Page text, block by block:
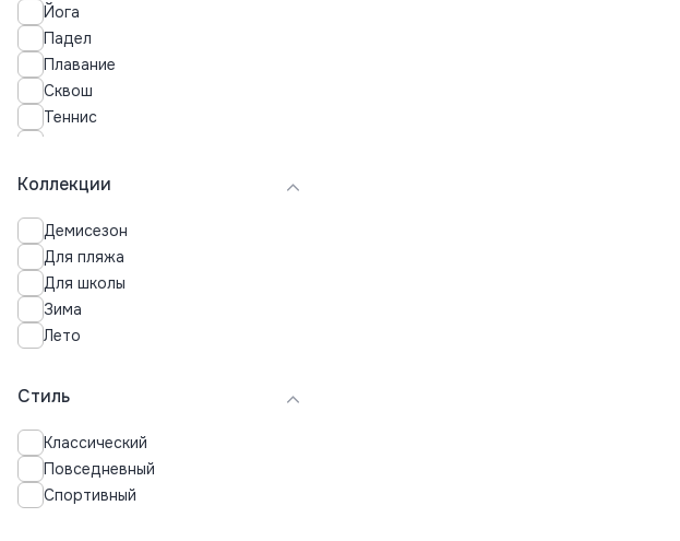
Йога
Падел
Плавание
Сквош
Теннис
Футбол
Коллекции
Демисезон
Для пляжа
Для школы
Зима
Лето
Стиль
Классический
Повседневный
Спортивный